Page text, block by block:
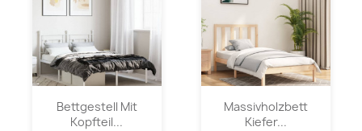
Bettgestell Mit
Kopfteil...
Massivholzbett
Kiefer...